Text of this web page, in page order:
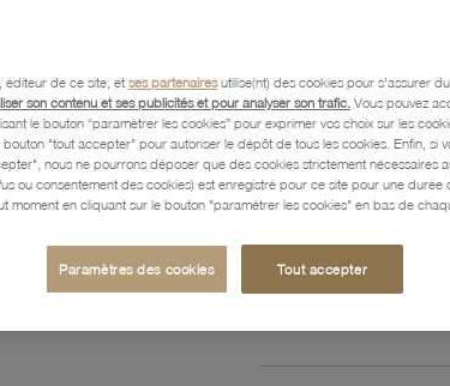
Description
éditeur de ce site, et ses partenairesutilise(nt) des cookies pour s'assurer
son contenu et ses publicités et pour analyser son trafic. Vous pouvez
le bouton “paramétrer les cookies” pour exprimer vos choix sur les
bouton "tout accepter" pour autoriser le dépôt de tous les cookies. Enfin, si
nous ne pourrons déposer que des cookies strictement nécessaires
ou consentement des cookies) est enregistré pour ce site pour une durée
moment en cliquant sur le bouton "paramétrer les cookies" en bas de
Paramètres des cookies Tout accepter